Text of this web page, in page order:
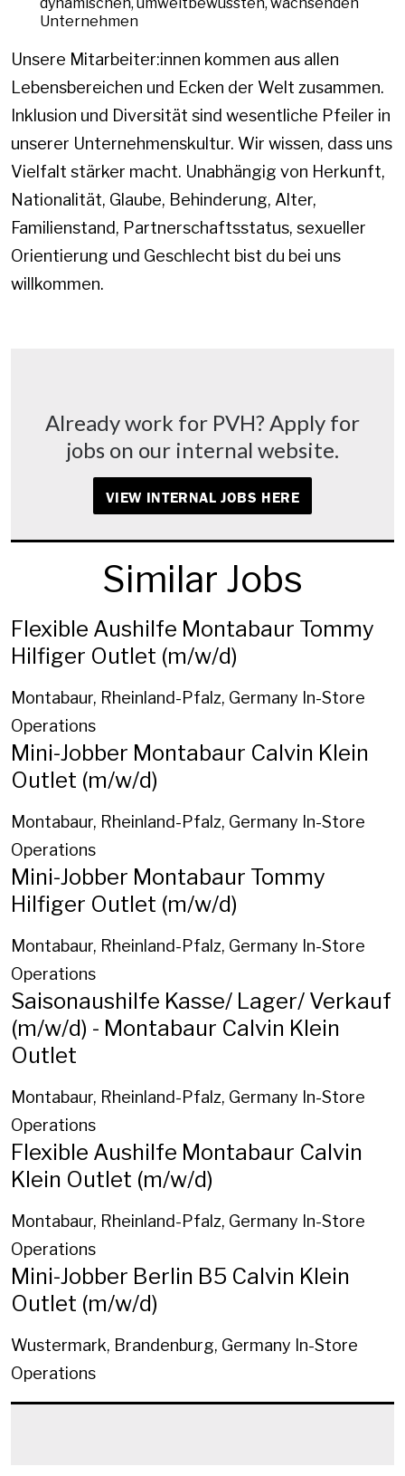
Unternehmen
Unsere Mitarbeiter:innen kommen aus allen
Lebensbereichen und Ecken der Welt zusammen.
Inklusion und Diversität sind wesentliche Pfeiler in
unserer Unternehmenskultur. Wir wissen, dass uns
Vielfalt stärker macht. Unabhängig von Herkunft,
Nationalität, Glaube, Behinderung, Alter,
Familienstand, Partnerschaftsstatus, sexueller
Orientierung und Geschlecht bist du bei uns
willkommen.
Already work for PVH? Apply for
jobs on our internal website.
VIEW INTERNAL JOBS HERE
Similar Jobs
Flexible Aushilfe Montabaur Tommy
Hilfiger Outlet (m/w/d)
Montabaur, Rheinland-Pfalz, Germany In-Store
Operations
Mini-Jobber Montabaur Calvin Klein
Outlet (m/w/d)
Montabaur, Rheinland-Pfalz, Germany In-Store
Operations
Mini-Jobber Montabaur Tommy
Hilfiger Outlet (m/w/d)
Montabaur, Rheinland-Pfalz, Germany In-Store
Operations
Saisonaushilfe Kasse/ Lager/ Verkauf
(m/w/d) - Montabaur Calvin Klein
Outlet
Montabaur, Rheinland-Pfalz, Germany In-Store
Operations
Flexible Aushilfe Montabaur Calvin
Klein Outlet (m/w/d)
Montabaur, Rheinland-Pfalz, Germany In-Store
Operations
Mini-Jobber Berlin B5 Calvin Klein
Outlet (m/w/d)
Wustermark, Brandenburg, Germany In-Store
Operations